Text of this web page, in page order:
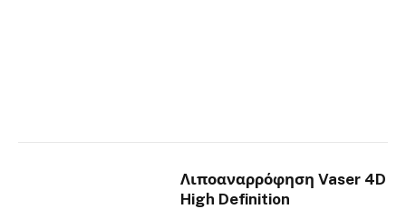
Λιποαναρρόφηση Vaser 4D
High Definition